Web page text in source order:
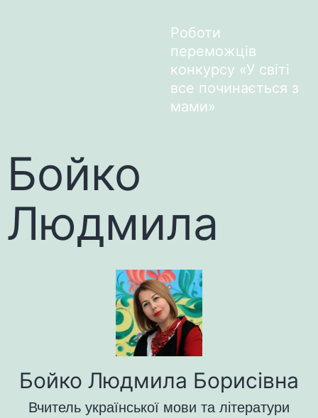
Роботи
переможців
конкурсу «У світі
все починається з
мами»
Бойко
Людмила
Бойко Людмила Борисівна
Вчитель української мови та літератури